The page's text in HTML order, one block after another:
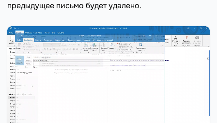
предыдущее письмо будет удалено.